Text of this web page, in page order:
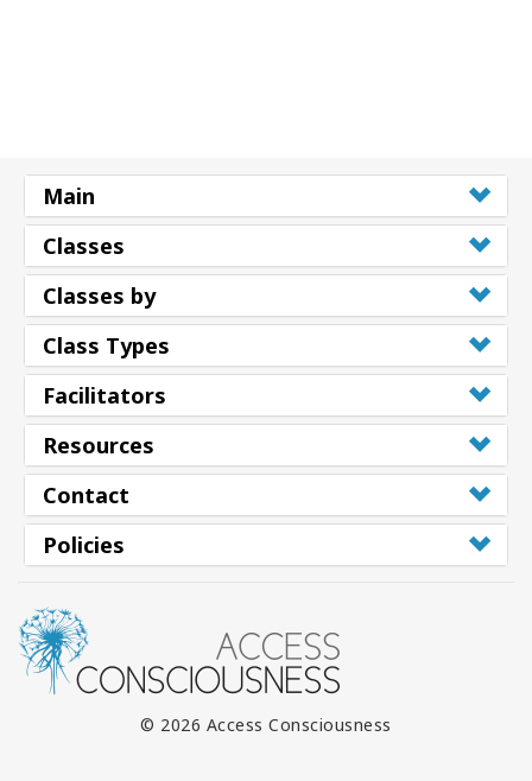
Main
Classes
Classes by
Class Types
Facilitators
Resources
Contact
Policies
© 2026 Access Consciousness